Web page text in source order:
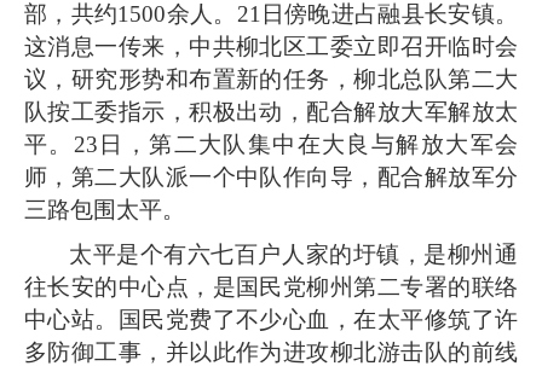
部，共约1500余人。21日傍晚进占融县长安镇。
这消息一传来，中共柳北区工委立即召开临时会
议，研究形势和布置新的任务，柳北总队第二大
队按工委指示，积极出动，配合解放大军解放太
平。23日，第二大队集中在大良与解放大军会
师，第二大队派一个中队作向导，配合解放军分
三路包围太平。
太平是个有六七百户人家的圩镇，是柳州通
往长安的中心点，是国民党柳州第二专署的联络
中心站。国民党费了不少心血，在太平修筑了许
多防御工事，并以此作为进攻柳北游击队的前线